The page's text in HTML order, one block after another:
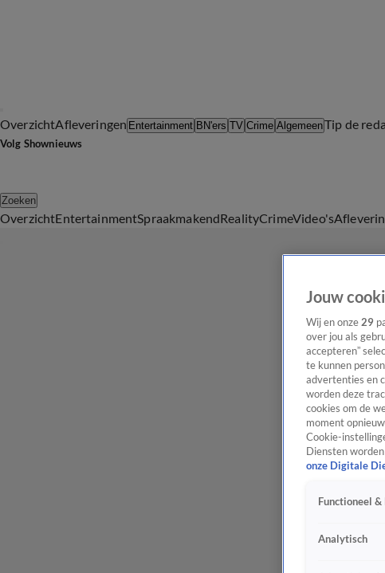
OverzichtAfleveringen Entertainment BN'ers TV Crime AlgemeenTip de
Volg Shownieuws
Zoeken
OverzichtEntertainmentSpraakmakendRealityCrimeVideo's
Jouw
Wij en onze 29
over jou als
accepteren”
te kunnen
advertenties en
worden deze
cookies om de
moment
Cookie-
Diensten
onze Digitale
Functioneel &
Analytisch